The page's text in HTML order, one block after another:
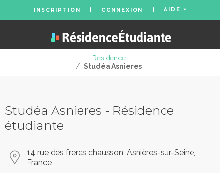
INSCRIPTION CONNEXION AIDE
Residence
/ Studéa Asnieres
Studéa Asnieres - Résidence
étudiante
14 rue des freres chausson, Asnières-sur-Seine,
France